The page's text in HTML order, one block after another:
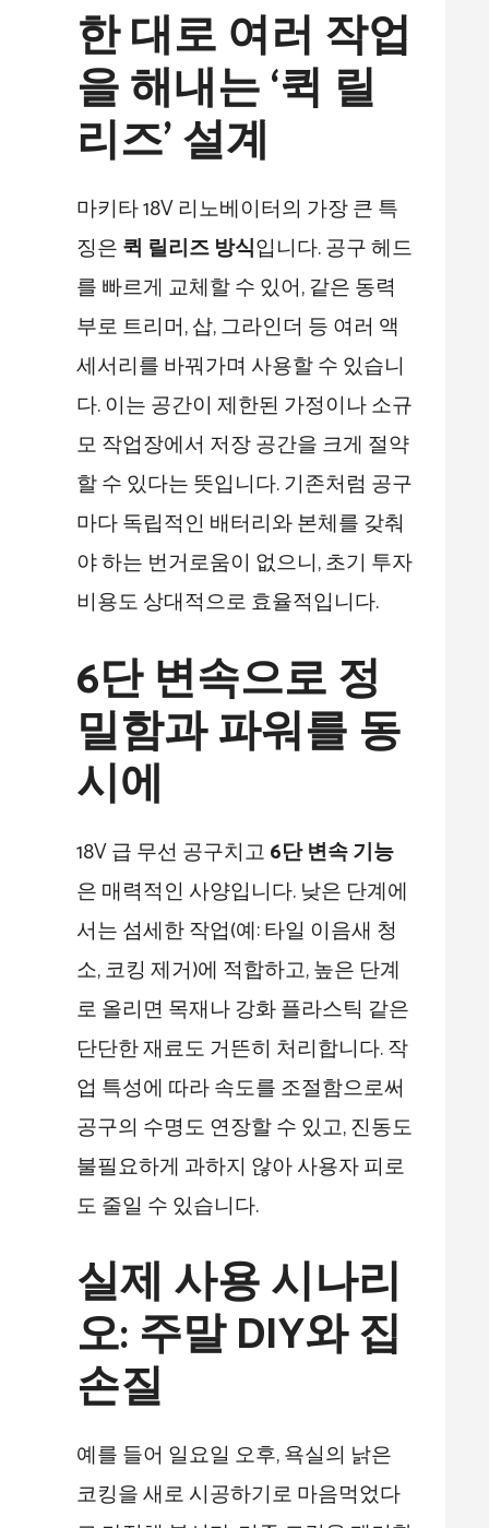
한 대로 여러 작업
을 해내는 ‘퀵 릴
리즈’ 설계
마키타 18V 리노베이터의 가장 큰 특
징은퀵 릴리즈 방식입니다. 공구 헤드
를 빠르게 교체할 수 있어, 같은 동력
부로 트리머, 삽, 그라인더 등 여러 액
세서리를 바꿔가며 사용할 수 있습니
다. 이는 공간이 제한된 가정이나 소규
모 작업장에서 저장 공간을 크게 절약
할 수 있다는 뜻입니다. 기존처럼 공구
마다 독립적인 배터리와 본체를 갖춰
야 하는 번거로움이 없으니, 초기 투자
비용도 상대적으로 효율적입니다.
6단 변속으로 정
밀함과 파워를 동
시에
18V 급 무선 공구치고6단 변속 기능
은 매력적인 사양입니다. 낮은 단계에
서는 섬세한 작업(예: 타일 이음새 청
소, 코킹 제거)에 적합하고, 높은 단계
로 올리면 목재나 강화 플라스틱 같은
단단한 재료도 거뜬히 처리합니다. 작
업 특성에 따라 속도를 조절함으로써
공구의 수명도 연장할 수 있고, 진동도
불필요하게 과하지 않아 사용자 피로
도 줄일 수 있습니다.
실제 사용 시나리
오: 주말 DIY와 집
손질
예를 들어 일요일 오후, 욕실의 낡은
코킹을 새로 시공하기로 마음먹었다